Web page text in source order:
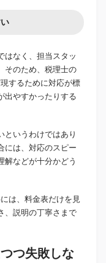
はなく、担当スタッ
そのため、税理士の
するために対応が標
出やすかったりする
というわけではあり
には、対応のスピー
解などが十分かどう
は、料金表だけを見
、説明の丁寧さまで
つ失敗しな